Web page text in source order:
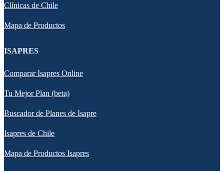
Clínicas de Chile
Mapa de Productos
ISAPRES
Comparar Isapres Online
Tu Mejor Plan (beta)
Buscador de Planes de Isapre
Isapres de Chile
Mapa de Productos Isapres